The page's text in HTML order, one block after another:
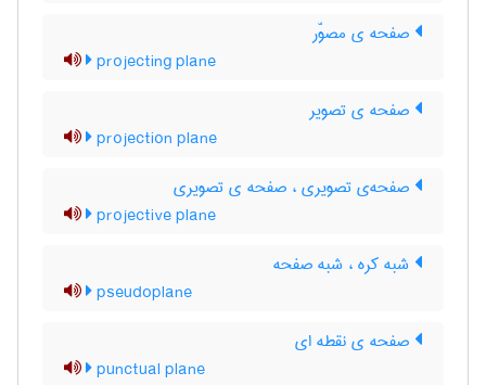
صفحه ی مصوّر
projecting plane
صفحه ی تصویر
projection plane
صفحه‌ی تصویری ، صفحه ی تصویری
projective plane
شبه کره ، شبه صفحه
pseudoplane
صفحه ی نقطه ای
punctual plane